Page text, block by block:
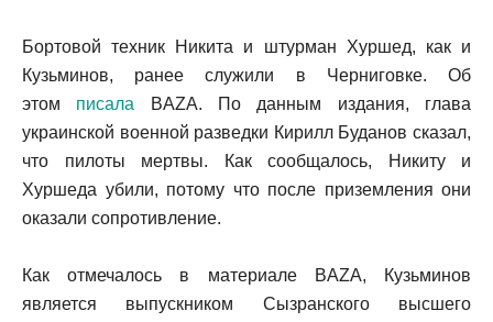
Бортовой техник Никита и штурман Хуршед, как и
Кузьминов, ранее служили в Черниговке. Об
этом писала BAZA. По данным издания, глава
украинской военной разведки Кирилл Буданов сказал,
что пилоты мертвы. Как сообщалось, Никиту и
Хуршеда убили, потому что после приземления они
оказали сопротивление.
Как отмечалось в материале BAZA, Кузьминов
является выпускником Сызранского высшего